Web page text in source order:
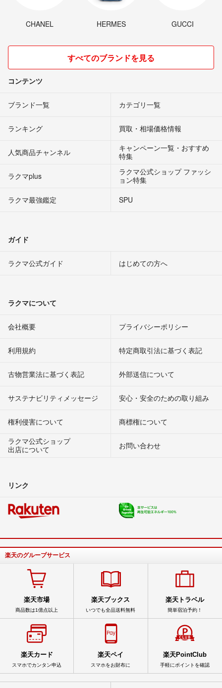
CHANEL HERMES GUCCI
すべてのブランドを見る
コンテンツ
ブランド一覧 カテゴリ一覧
ランキング 買取・相場価格情報
人気商品チャンネル
キャンペーン一覧・おすすめ
特集
ラクマplus
ラクマ公式ショップ ファッシ
ョン特集
ラクマ最強鑑定
SPU
ガイド
ラクマ公式ガイド はじめての方へ
ラクマについて
会社概要 プライバシーポリシー
利用規約 特定商取引法に基づく表記
古物営業法に基づく表記 外部送信について
サステナビリティメッセージ 安心・安全のための取り組み
権利侵害について
商標権について
ラクマ公式ショップ
出店について
お問い合わせ
リンク
楽天のグループサービス
楽天市場
商品数は1億点以上
楽天ブックス
いつでも全品送料無料
楽天トラベル
簡単宿泊予約！
楽天カード
スマホでカンタン申込
楽天ペイ
スマホをお財布に
楽天PointClub
手軽にポイントを確認